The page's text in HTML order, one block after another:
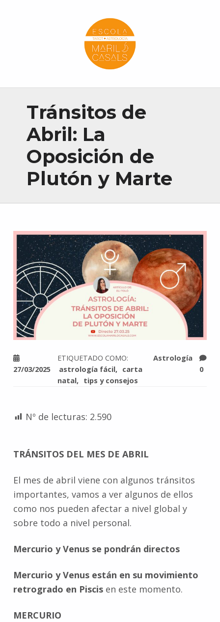
Tránsitos de
Abril: La
Oposición de
Plutón y Marte
27/03/2025 0
Astrología
ETIQUETADO COMO:
astrología fácil
carta
natal
tips y consejos
Nº de lecturas: 2.590
TRÁNSITOS DEL MES DE ABRIL
El mes de abril viene con algunos tránsitos
importantes, vamos a ver algunos de ellos
como nos pueden afectar a nivel global y
sobre todo a nivel personal.
Mercurio y Venus se pondrán directos
Mercurio y Venus están en su movimiento
retrogrado en Piscisen este momento.
MERCURIO